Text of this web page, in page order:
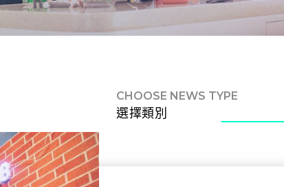
CHOOSE NEWS TYPE
選擇類別